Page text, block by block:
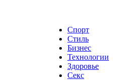
Спорт
Стиль
Бизнес
Технологии
Здоровье
Секс